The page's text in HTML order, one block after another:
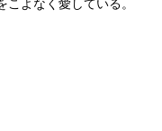
よなく愛している。